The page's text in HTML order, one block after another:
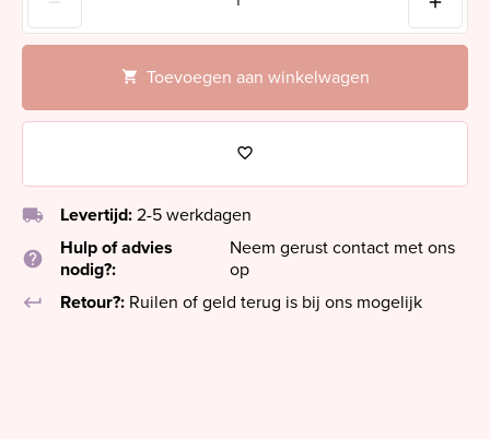
Toevoegen aan winkelwagen
local_shipping Levertijd: 2-5 werkdagen
help
Hulp of advies
nodig?:
Neem gerust contact met ons
op
keyboard_return
Retour?: Ruilen of geld terug is bij ons mogelijk